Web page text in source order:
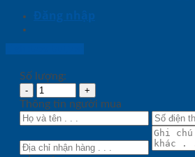
Đăng nhập
Số lượng:
Thông tin người mua